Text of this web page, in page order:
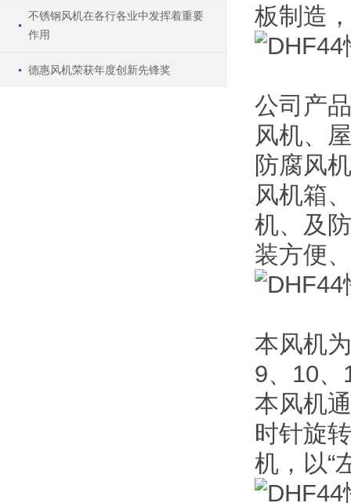
不锈钢风机在各行各业中发挥着重要
作用
德惠风机荣获年度创新先锋奖
板制造
公司产
风机、
防腐风
风机箱
机、及
装方便
本风机
9、10、
本风机
时针旋
机，以“